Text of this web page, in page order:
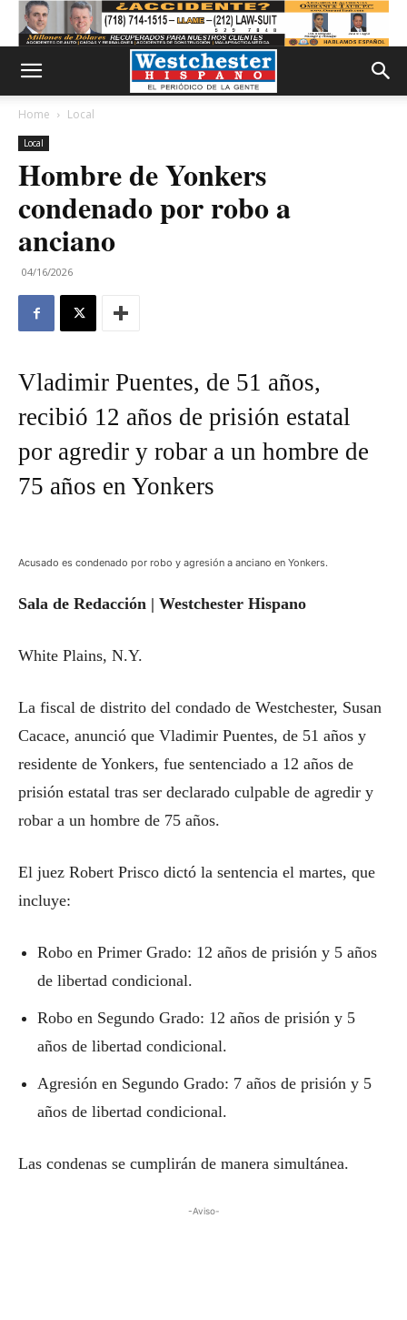
Home Local
Local
Hombre de Yonkers
condenado por robo a
anciano
04/16/2026
Vladimir Puentes, de 51 años,
recibió 12 años de prisión estatal
por agredir y robar a un hombre de
75 años en Yonkers
Acusado es condenado por robo y agresión a anciano en Yonkers.
Sala de Redacción | Westchester Hispano
White Plains, N.Y.
La fiscal de distrito del condado de Westchester, Susan
Cacace, anunció que Vladimir Puentes, de 51 años y
residente de Yonkers, fue sentenciado a 12 años de
prisión estatal tras ser declarado culpable de agredir y
robar a un hombre de 75 años.
El juez Robert Prisco dictó la sentencia el martes, que
incluye:
Robo en Primer Grado: 12 años de prisión y 5 años
de libertad condicional.
Robo en Segundo Grado: 12 años de prisión y 5
años de libertad condicional.
Agresión en Segundo Grado: 7 años de prisión y 5
años de libertad condicional.
Las condenas se cumplirán de manera simultánea.
-Aviso-